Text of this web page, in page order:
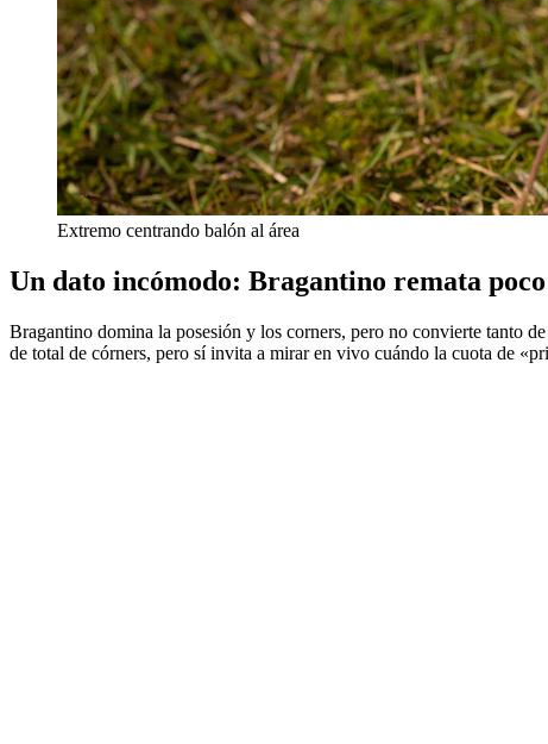
Extremo centrando balón al área
Un dato incómodo: Bragantino remata poco
Bragantino domina la posesión y los corners, pero no convierte tanto
de total de córners, pero sí invita a mirar en vivo cuándo la cuota de